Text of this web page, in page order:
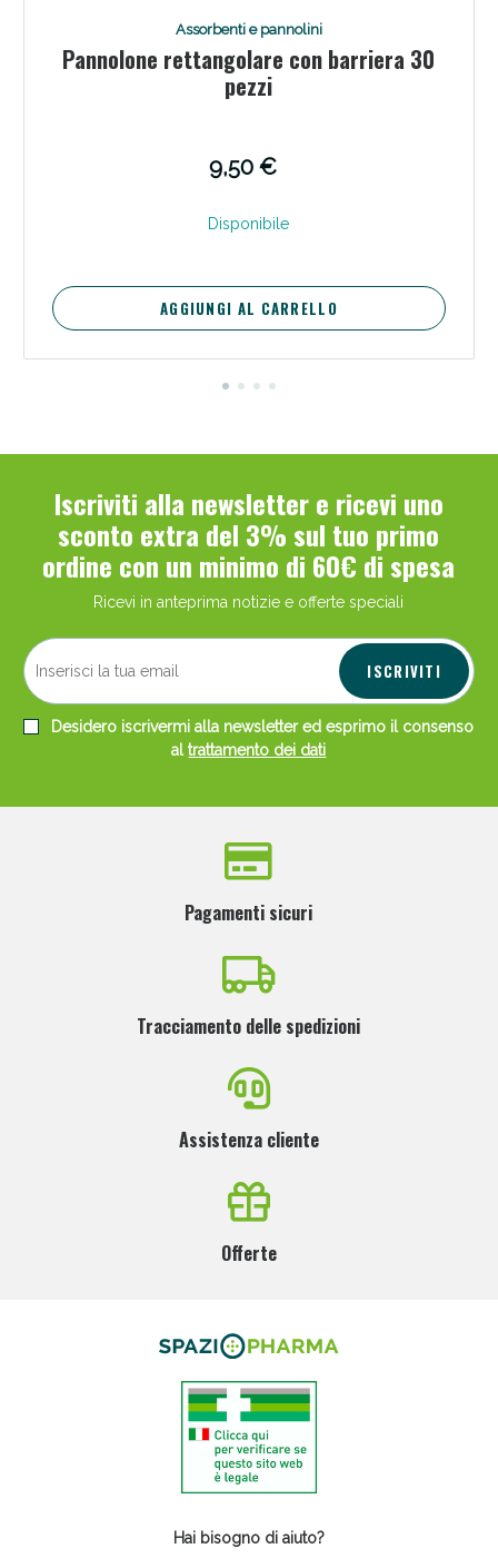
Assorbenti e pannolini
Pannolone rettangolare con barriera 30
pezzi
9,50 €
Disponibile
AGGIUNGI AL CARRELLO
Iscriviti alla newsletter e ricevi uno
sconto extra del 3% sul tuo primo
ordine con un minimo di 60€ di spesa
Ricevi in anteprima notizie e offerte speciali
ISCRIVITI
Desidero iscrivermi alla newsletter ed esprimo il consenso
altrattamento dei dati
Pagamenti sicuri
Tracciamento delle spedizioni
Assistenza cliente
Offerte
Hai bisogno di aiuto?